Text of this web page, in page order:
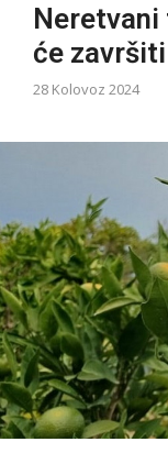
Neretvani
će
28 Kolovoz 2024